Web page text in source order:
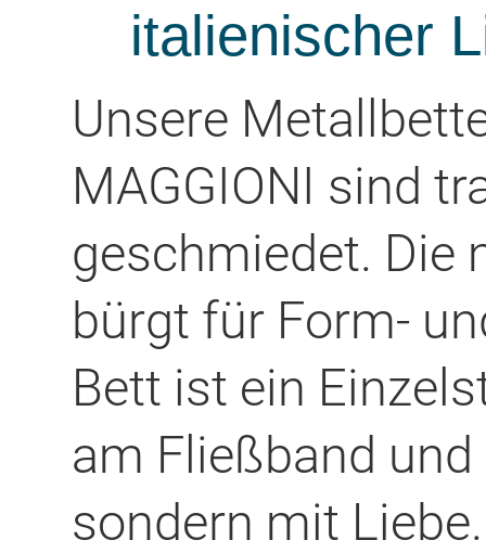
italienischer
Unsere
MAGGIONI sind
geschmiedet. Die
bürgt für Form-
Bett ist ein
am Fließband
sondern mit